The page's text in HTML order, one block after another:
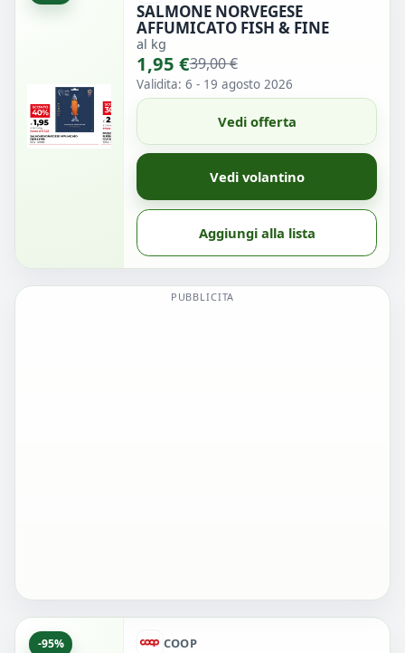
SALMONE NORVEGESE
AFFUMICATO FISH & FINE
al kg
1,95 €39,00 €
Validita: 6 - 19 agosto 2026
Vedi offerta
Vedi volantino
Aggiungi alla lista
PUBBLICITA
-95% COOP